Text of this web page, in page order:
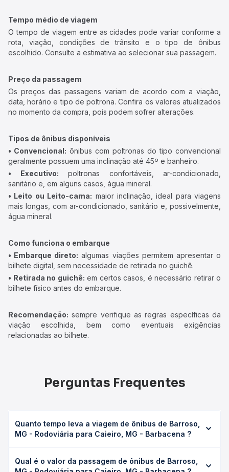
Tempo médio de viagem
O tempo de viagem entre as cidades pode variar conforme a
rota, viação, condições de trânsito e o tipo de ônibus
escolhido. Consulte a estimativa ao selecionar sua passagem.
Preço da passagem
Os preços das passagens variam de acordo com a viação,
data, horário e tipo de poltrona. Confira os valores atualizados
no momento da compra, pois podem sofrer alterações.
Tipos de ônibus disponíveis
• Convencional: ônibus com poltronas do tipo convencional
geralmente possuem uma inclinação até 45º e banheiro.
• Executivo: poltronas confortáveis, ar-condicionado,
sanitário e, em alguns casos, água mineral.
• Leito ou Leito-cama: maior inclinação, ideal para viagens
mais longas, com ar-condicionado, sanitário e, possivelmente,
água mineral.
Como funciona o embarque
• Embarque direto: algumas viações permitem apresentar o
bilhete digital, sem necessidade de retirada no guichê.
• Retirada no guichê: em certos casos, é necessário retirar o
bilhete físico antes do embarque.
Recomendação: sempre verifique as regras específicas da
viação escolhida, bem como eventuais exigências
relacionadas ao bilhete.
Perguntas Frequentes
Quanto tempo leva a viagem de ônibus de Barroso,
MG - Rodoviária para Caieiro, MG - Barbacena ?
Caieiro, MG - Barbacena leva em média 0 horas, podendo
Qual é o valor da passagem de ônibus de Barroso,